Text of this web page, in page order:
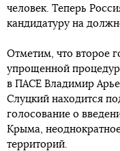
человек. Теперь
кандидатуру на
Отметим, что второе
упрощенной
в ПАСЕ Владимир
Слуцкий находится
голосование о
Крыма,
территорий.